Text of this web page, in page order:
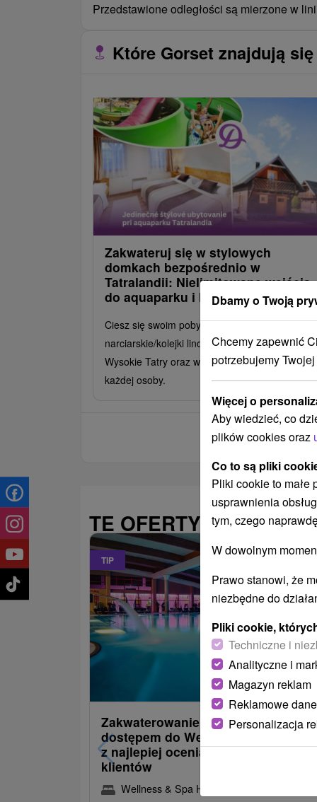
Przedstawione odległości są mierzone w
Które Gorset znajdują
Zakwateruj się w stylowych
domkach bezpośrednio w
Tatralandii: Nielimitowane wejścia
do aquaparku i kolejek linowych
Ciesz się swoim pobytem i zyskaj karnety
narciarskie/kolejki linowe do ośrodków Jasna i
Wysokie Tatry oraz wejścia do aquaparków dla
każdej osoby.
TE OFERTY MOGĄ
TIP
od 485,30
/noc/
Zakwaterowanie z obiadokolacją i
dostępem do Wellness i Spa: Jeden
z najlepiej ocenianych hoteli przez
klientów
Wellness & Spa Hotel Kaskady
Dbamy o Twoją
Chcemy zapewnić
potrzebujemy
Więcej o
Aby wiedzieć, co
plików cookies oraz
Co to są pliki
Pliki cookie to małe
usprawnienia
tym, czego
W dowolnym
Prawo stanowi, że
niezbędne do
Pliki cookie,
Techniczne i
Analityczne i
Magazyn reklam
Reklamowe
Personalizacja